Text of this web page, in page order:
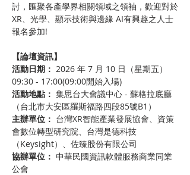
討，匯聚各產學界相關領域之領袖，歡迎對於
XR、光學、顯示技術與邊緣 AI有興趣之人士
報名參加!
【論壇資訊】
活動日期： 2026 年 7 月 10 日（星期五）
09:30 - 17:00(09:00開始入場)
活動地點： 集思台大會議中心 - 蘇格拉底廳
（台北市大安區羅斯福路四段85號B1）
主辦單位： 台灣XR智能產業發展協會、資策
會數位轉型研究院、台灣是德科技
（Keysight）、佐臻股份有限公司
協辦單位： 中華民國資訊軟體服務商業同業
公會